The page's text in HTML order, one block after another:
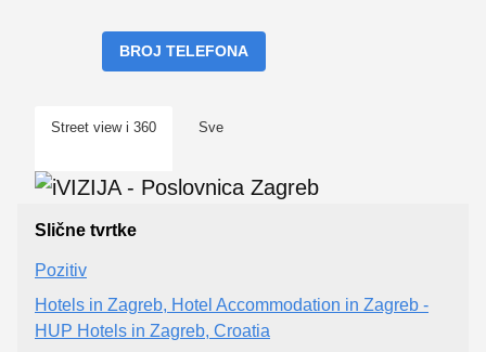
BROJ TELEFONA
Street view i 360 Sve
Slične tvrtke
Pozitiv
Hotels in Zagreb, Hotel Accommodation in Zagreb -
HUP Hotels in Zagreb, Croatia